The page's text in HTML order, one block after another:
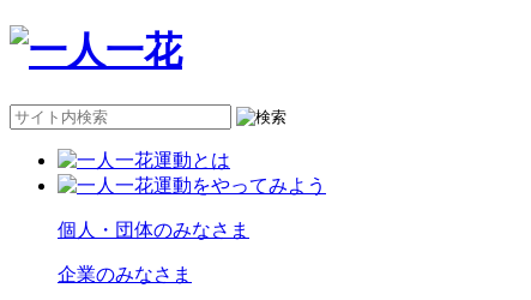
個人・団体のみなさま
企業のみなさま